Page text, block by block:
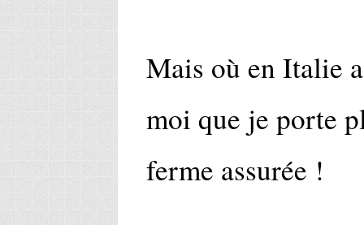
Mais où en Italie
moi que je porte
ferme assurée !